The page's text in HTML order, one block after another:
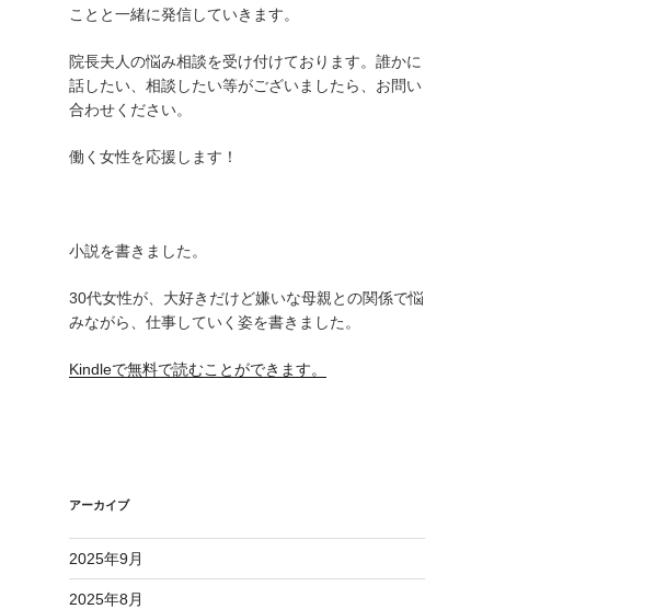
ことと一緒に発信していきます。
院長夫人の悩み相談を受け付けております。誰かに
話したい、相談したい等がございましたら、お問い
合わせください。
働く女性を応援します！
小説を書きました。
30代女性が、大好きだけど嫌いな母親との関係で悩
みながら、仕事していく姿を書きました。
Kindleで無料で読むことができます。
アーカイブ
2025年9月
2025年8月